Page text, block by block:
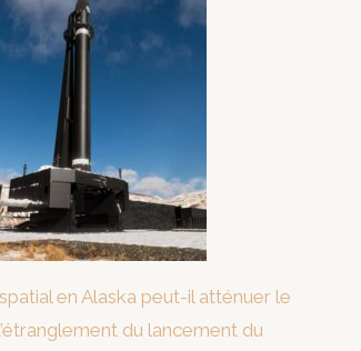
en Alaska peut-il atténuer le
du lancement du